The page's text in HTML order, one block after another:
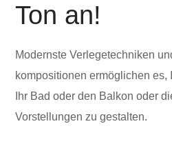
Ton an!
Modernste Verlegetechniken
kompositionen ermöglichen es,
Ihr Bad oder den Balkon oder
Vorstellungen zu gestalten.